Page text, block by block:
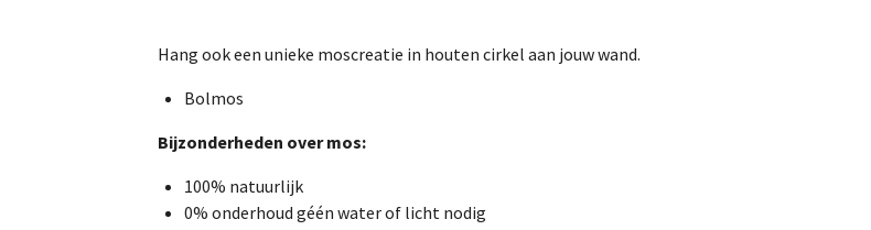
Hang ook een unieke moscreatie in houten cirkel aan jouw wand.
Bolmos
Bijzonderheden over mos:
100% natuurlijk
0% onderhoud géén water of licht nodig